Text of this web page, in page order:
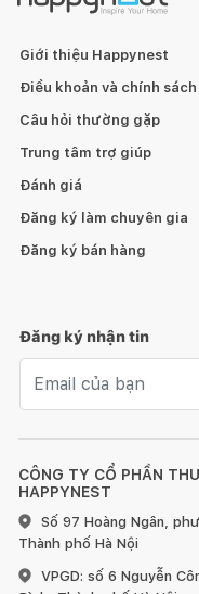
Nồi lẩu nướng Kangaroo
tiện lợi, dễ dàng vệ sinh.
dàng sử dụng với các
thế nhanh chóng: khay
CÔNG TY CỔ PHẦN
HAPPYNEST
Số 97 Hoàng Ngân,
Thành phố Hà Nội
VPGD: số 6 Nguyễn
Giới thiệu Happynest
Điều khoản và chính sách
Câu hỏi thường gặp
Trung tâm trợ giúp
Đánh giá
Đăng ký làm chuyên gia
Đăng ký bán hàng
Đăng ký nhận tin